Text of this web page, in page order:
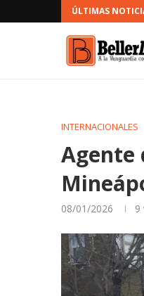
ÚLTIMAS
INTERNACIONALES
Agente
08/01/2026 9